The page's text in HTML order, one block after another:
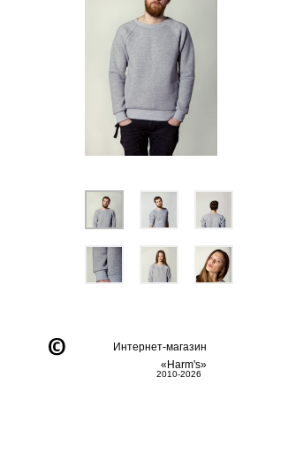
Интернет-магазин
«Harm's»
2010-2026